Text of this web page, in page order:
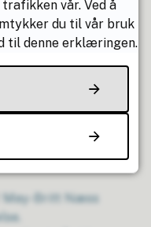
hjem. Man bor på
måltider i
og det er stor vekt
mellom
må flere få
May-Britt Næss
vår. Ved å
du til vår bruk
til denne erklæringen.